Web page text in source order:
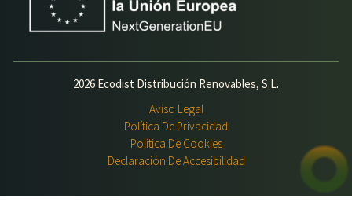
2026 Ecodist Distribución Renovables, S.L.
Aviso Legal
Política De Privacidad
Política De Cookies
Declaración De Accesibilidad